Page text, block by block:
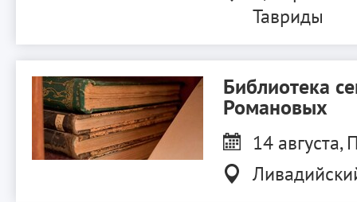
Тавриды
Библиотека
Романовых
14 августа,